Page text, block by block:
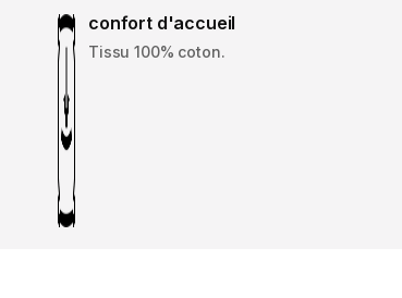
confort d'accueil
Tissu 100% coton.